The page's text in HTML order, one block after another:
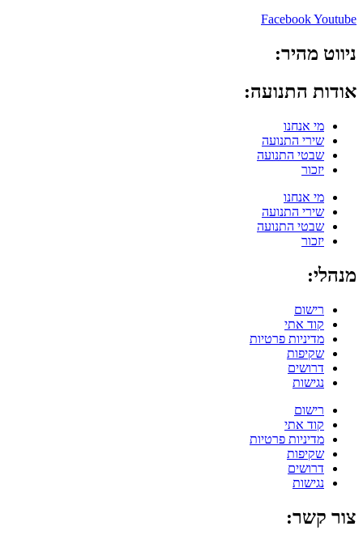
FacebookYoutube
ניווט מהיר:
אודות התנועה:
מי אנחנו
שירי התנועה
שבטי התנועה
יזכור
מי אנחנו
שירי התנועה
שבטי התנועה
יזכור
מנהלי:
רישום
קוד אתי
מדיניות פרטיות
שקיפות
דרושים
נגישות
רישום
קוד אתי
מדיניות פרטיות
שקיפות
דרושים
נגישות
צור קשר: